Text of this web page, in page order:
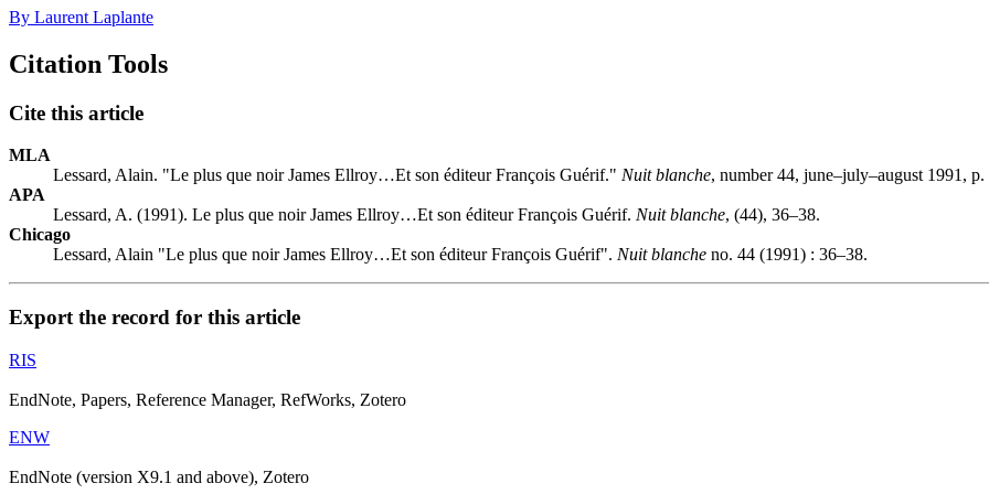
By Laurent Laplante
Citation Tools
Cite this article
MLA
Lessard, Alain. "Le plus que noir James Ellroy…Et son éditeur François Guérif." Nuit blanche, number 44, june–july–august 1991, p.
APA
Lessard, A. (1991). Le plus que noir James Ellroy…Et son éditeur François Guérif. Nuit blanche, (44), 36–38.
Chicago
Lessard, Alain "Le plus que noir James Ellroy…Et son éditeur François Guérif". Nuit blanche no. 44 (1991) : 36–38.
Export the record for this article
RIS
EndNote, Papers, Reference Manager, RefWorks, Zotero
ENW
EndNote (version X9.1 and above), Zotero